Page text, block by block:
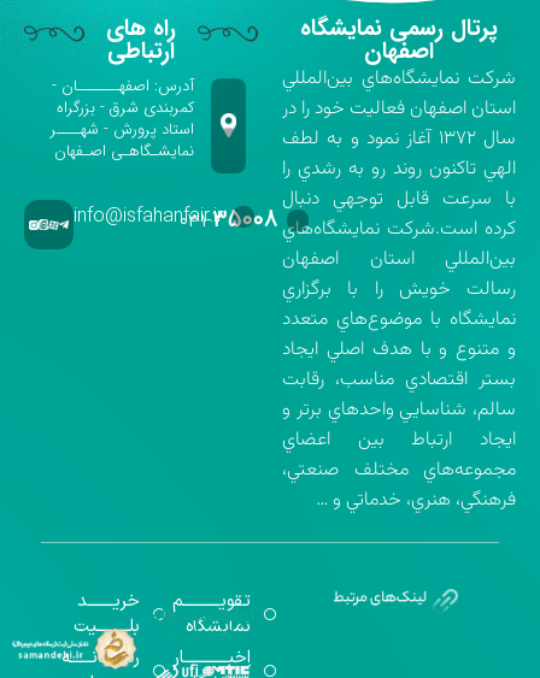
پرتال رسمی نمایشگاه
اصفهان
شركت نمايشگاه‌هاي بين‌المللي
استان اصفهان فعاليت خود را در
سال ۱۳۷۲ آغاز نمود و به لطف
الهي تاكنون روند رو به رشدي را
با سرعت قابل توجهي دنبال
كرده است.شركت نمايشگاه‌هاي
بين‌المللي استان اصفهان
رسالت خويش را با برگزاري
نمايشگاه با موضوع‌هاي متعدد
و متنوع و با هدف اصلي ايجاد
بستر اقتصادي مناسب، رقابت
سالم، شناسايي واحدهاي برتر و
ايجاد ارتباط بين اعضاي
مجموعه‌هاي مختلف صنعتي،
فرهنگي، هنري، خدماتي و …
راه های
ارتباطی
آدرس: اصفهـــــــان -
کمربندی شرق - بزرگراه
استاد پرورش - شهــــر
نمایشـگاهـی اصـفهان
۰۳۱-۳۵۰۰۸info@isfahanfair.ir
تقویــــــــــم
نمایشگاه
اخبــــــــــــار
خریـــــــد
بلـــــــــیت
رســـــانــــــه
گواهینامه‌های
اخذ شده